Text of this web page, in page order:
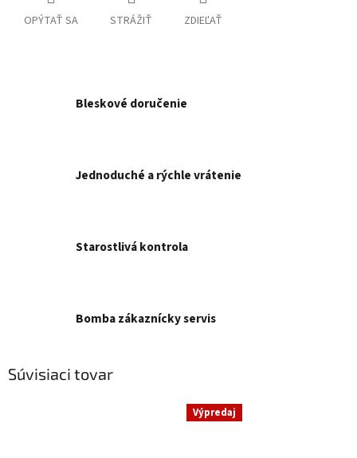
OPÝTAŤ SA STRÁŽIŤ ZDIEĽAŤ
Bleskové doručenie
Jednoduché a rýchle vrátenie
Starostlivá kontrola
Bomba zákaznícky servis
Súvisiaci tovar
Výpredaj